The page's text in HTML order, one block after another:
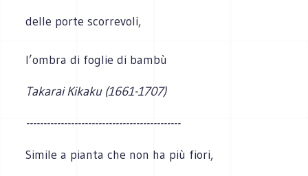
delle porte scorrevoli,
l’ombra di foglie di bambù
Takarai Kikaku (1661-1707)
---------------------------------------------
Simile a pianta che non ha più fiori,